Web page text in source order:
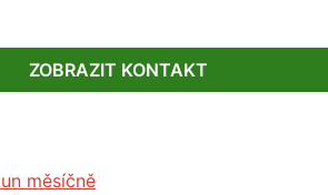
ZOBRAZIT KONTAKT
měsíčně